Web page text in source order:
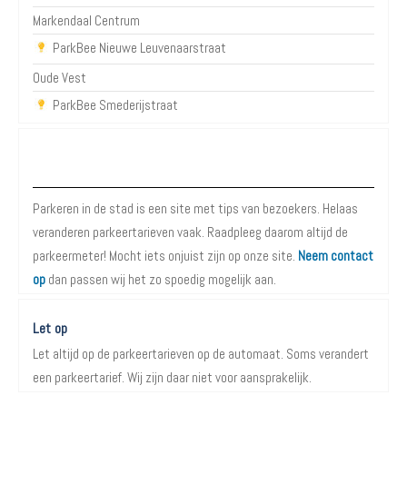
Markendaal Centrum
ParkBee Nieuwe Leuvenaarstraat
Oude Vest
ParkBee Smederijstraat
Parkeren in de stad is een site met tips van bezoekers. Helaas
veranderen parkeertarieven vaak. Raadpleeg daarom altijd de
parkeermeter! Mocht iets onjuist zijn op onze site. Neem contact
op dan passen wij het zo spoedig mogelijk aan.
Let op
Let altijd op de parkeertarieven op de automaat. Soms verandert
een parkeertarief. Wij zijn daar niet voor aansprakelijk.